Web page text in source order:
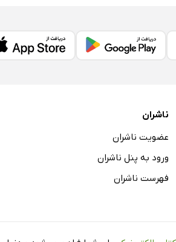
ناشران
عضویت ناشران
ورود به پنل ناشران
فهرست ناشران